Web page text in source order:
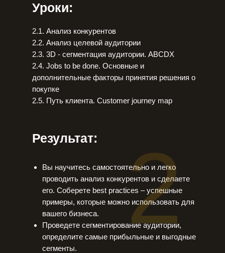
2.1. Анализ конкурентов
2.2. Анализ целевой аудитории
2.3. 3D - cегментация аудитории. ABCDX
2.4. Jobs to be done. Основные и
дополнительные факторы принятия решения о
покупке
2.5. Путь клиента. Customer journey map
Уроки:
Вы научитесь самостоятельно и легко
проводить анализ конкурентов и сделаете
его. Соберете best practices – успешные
примеры, которые можно использовать для
вашего бизнеса.
Проведете сегментирование аудитории,
определите самые прибыльные и выгодные
сегменты.
Результат: 2